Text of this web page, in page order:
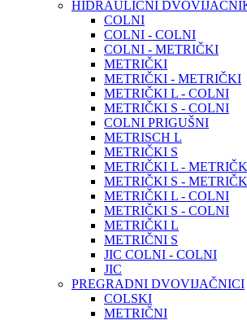
HIDRAULIČNI
COLNI
COLNI - COLNI
COLNI - METRIČKI
METRIČKI
METRIČKI - METRIČKI
METRIČKI L - COLNI
METRIČKI S - COLNI
COLNI PRIGUŠNI
METRISCH L
METRIČKI S
METRIČKI L -
METRIČKI S -
METRIČKI L - COLNI
METRIČKI S - COLNI
METRIČKI L
METRIČNI S
JIC COLNI - COLNI
JIC
PREGRADNI DVOVIJAČNICI
COLSKI
METRIČNI